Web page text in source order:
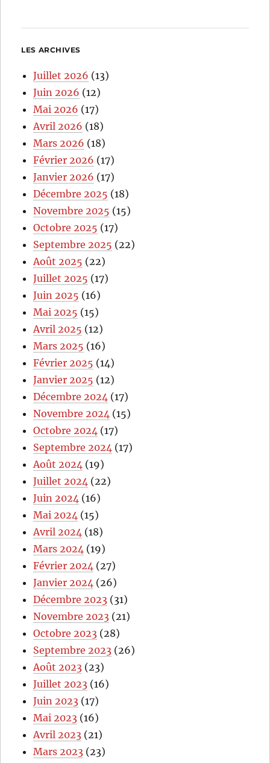
LES ARCHIVES
Juillet 2026 (13)
Juin 2026 (12)
Mai 2026 (17)
Avril 2026 (18)
Mars 2026 (18)
Février 2026 (17)
Janvier 2026 (17)
Décembre 2025 (18)
Novembre 2025 (15)
Octobre 2025 (17)
Septembre 2025 (22)
Août 2025 (22)
Juillet 2025 (17)
Juin 2025 (16)
Mai 2025 (15)
Avril 2025 (12)
Mars 2025 (16)
Février 2025 (14)
Janvier 2025 (12)
Décembre 2024 (17)
Novembre 2024 (15)
Octobre 2024 (17)
Septembre 2024 (17)
Août 2024 (19)
Juillet 2024 (22)
Juin 2024 (16)
Mai 2024 (15)
Avril 2024 (18)
Mars 2024 (19)
Février 2024 (27)
Janvier 2024 (26)
Décembre 2023 (31)
Novembre 2023 (21)
Octobre 2023 (28)
Septembre 2023 (26)
Août 2023 (23)
Juillet 2023 (16)
Juin 2023 (17)
Mai 2023 (16)
Avril 2023 (21)
Mars 2023 (23)